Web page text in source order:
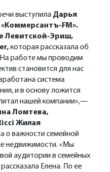
выступила Дарья
FM».
Левитской-Эриш,
которая рассказала об
работе мы проводим
становится для нас
система
и в основу ложится
нашей компании»,—
Ломтева,
Жилая
о важности семейной
недвижимости. «Мы
аудитории в семейных
Елена. По ее